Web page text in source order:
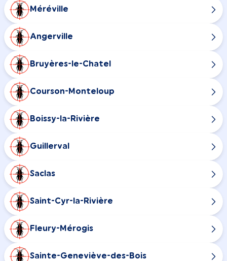
Méréville
Angerville
Bruyères-le-Chatel
Courson-Monteloup
Boissy-la-Rivière
Guillerval
Saclas
Saint-Cyr-la-Rivière
Fleury-Mérogis
Sainte-Geneviève-des-Bois